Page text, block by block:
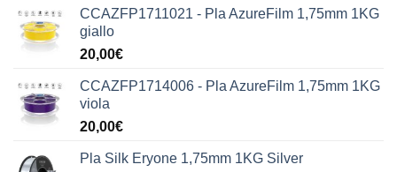
CCAZFP1711021 - Pla AzureFilm 1,75mm 1KG
giallo
20,00€
CCAZFP1714006 - Pla AzureFilm 1,75mm 1KG
viola
20,00€
Pla Silk Eryone 1,75mm 1KG Silver